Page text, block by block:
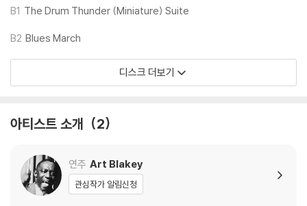
1) 침압 조절 기능이 없는 턴테이블을 사용하시는 경우, (주로 올인원 형태
모델) 다이내믹 사운드의 편차가 큰 트랙을 재생할 때 이상 현상이 발생할
2) 디스크는 정전기와 먼지로 인해 재생이 원활하지 않은 경우가 있습니
3) 바늘에 먼지가 쌓이는 경우에도 재생이 원활하지 않을 수 있습니다.
※ 디스크 외관 불량
B1 The Drum Thunder (Miniature) Suite
B2 Blues March
디스크 더보기
아티스트 소개 2
연주 Art Blakey
관심작가 알림신청